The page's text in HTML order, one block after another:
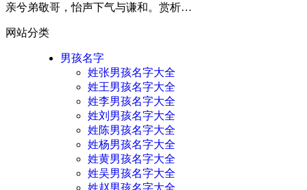
亲兮弟敬哥，怡声下气与谦和。赏析…
网站分类
男孩名字
姓张男孩名字大全
姓王男孩名字大全
姓李男孩名字大全
姓刘男孩名字大全
姓陈男孩名字大全
姓杨男孩名字大全
姓黄男孩名字大全
姓吴男孩名字大全